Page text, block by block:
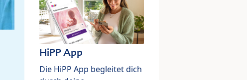
HiPP App
Die HiPP App begleitet dich